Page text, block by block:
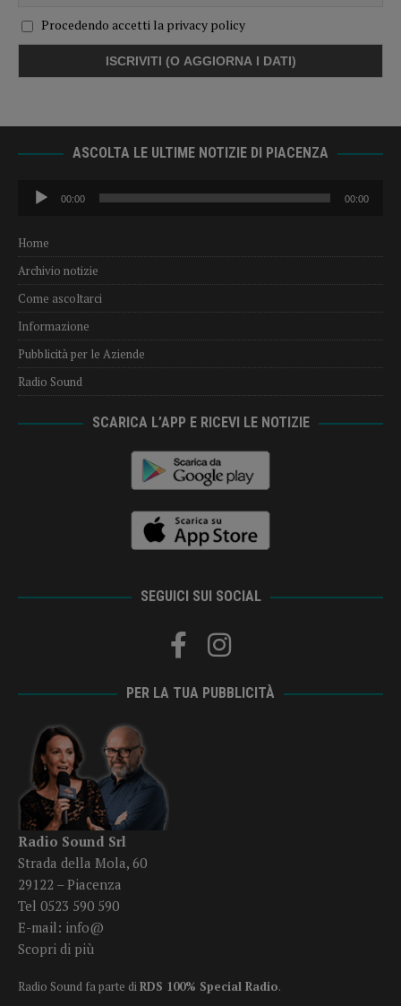
Procedendo accetti la privacy policy
ASCOLTA LE ULTIME NOTIZIE DI PIACENZA
Audio
Player
00:00 00:00
Home
Archivio notizie
Come ascoltarci
Informazione
Pubblicità per le Aziende
Radio Sound
SCARICA L’APP E RICEVI LE NOTIZIE
SEGUICI SUI SOCIAL
PER LA TUA PUBBLICITÀ
Radio Sound Srl
Strada della Mola, 60
29122 – Piacenza
Tel 0523 590 590
E-mail: info@
Scopri di più
Radio Sound fa parte diRDS 100% Special Radio.